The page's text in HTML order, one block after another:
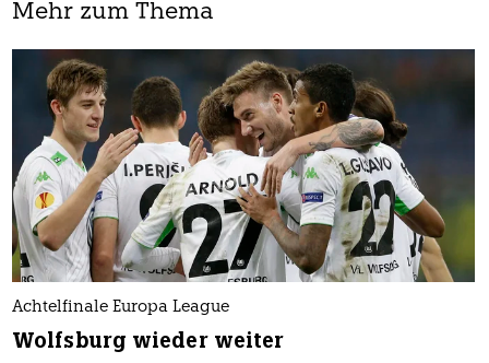
Mehr zum Thema
Achtelfinale Europa League
Wolfsburg wieder weiter